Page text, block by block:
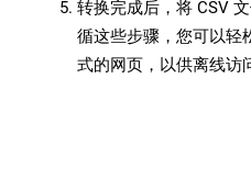
转换完成后，将 CSV
循这些步骤，您可以轻
式的网页，以供离线访